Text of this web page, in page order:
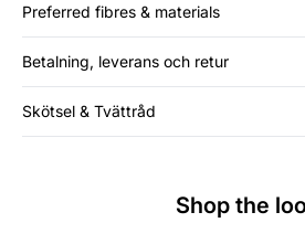
Preferred fibres & materials
Betalning, leverans och retur
Skötsel & Tvättråd
Shop the